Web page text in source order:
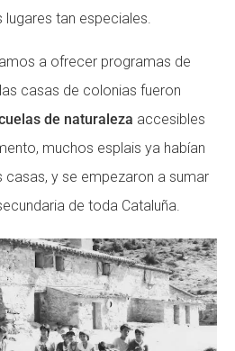
tan especiales.
a ofrecer programas de
casas de colonias fueron
de naturaleza accesibles
muchos esplais ya habían
y se empezaron a sumar
de toda Cataluña.